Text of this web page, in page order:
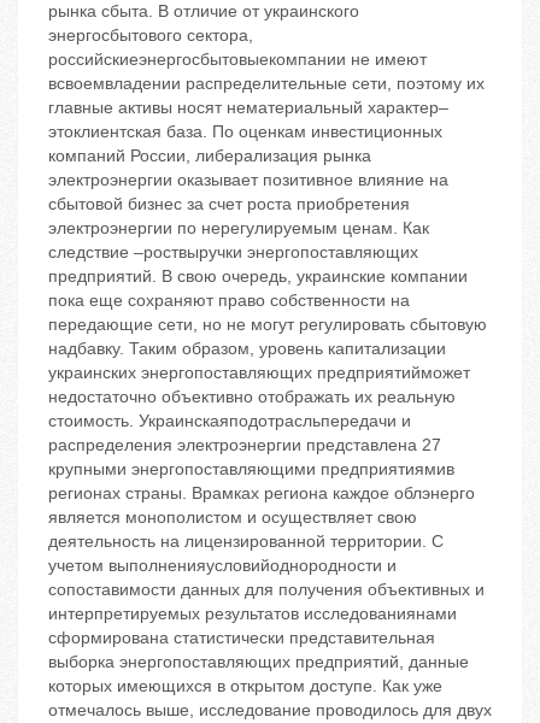
рынка сбыта. В отличие от украинского
энергосбытового сектора,
российскиеэнергосбытовыекомпании не имеют
всвоемвладении распределительные сети, поэтому их
главные активы носят нематериальный характер–
этоклиентская база. По оценкам инвестиционных
компаний России, либерализация рынка
электроэнергии оказывает позитивное влияние на
сбытовой бизнес за счет роста приобретения
электроэнергии по нерегулируемым ценам. Как
следствие –роствыручки энергопоставляющих
предприятий. В свою очередь, украинские компании
пока еще сохраняют право собственности на
передающие сети, но не могут регулировать сбытовую
надбавку. Таким образом, уровень капитализации
украинских энергопоставляющих предприятийможет
недостаточно объективно отображать их реальную
стоимость. Украинскаяподотрасльпередачи и
распределения электроэнергии представлена 27
крупными энергопоставляющими предприятиямив
регионах страны. Врамках региона каждое облэнерго
является монополистом и осуществляет свою
деятельность на лицензированной территории. С
учетом выполненияусловийоднородности и
сопоставимости данных для получения объективных и
интерпретируемых результатов исследованиянами
сформирована статистически представительная
выборка энергопоставляющих предприятий, данные
которых имеющихся в открытом доступе. Как уже
отмечалось выше, исследование проводилось для двух